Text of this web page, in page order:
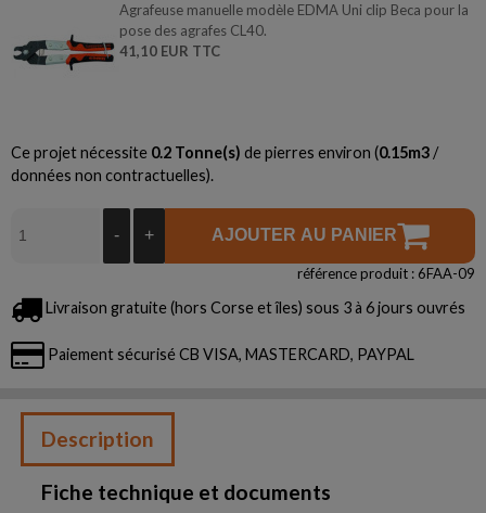
Agrafeuse manuelle modèle EDMA Uni clip Beca pour la
pose des agrafes CL40.
41,10 EUR TTC
Ce projet nécessite 0.2 Tonne(s) de pierres environ (0.15m3/
données non contractuelles).
- + AJOUTER AU PANIER
référence produit : 6FAA-09
Livraison gratuite (hors Corse et îles) sous 3 à 6 jours ouvrés
Paiement sécurisé CB VISA, MASTERCARD, PAYPAL
Description
Fiche technique et documents